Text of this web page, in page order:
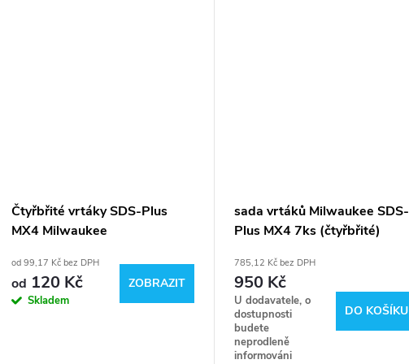
Čtyřbřité vrtáky SDS-Plus
MX4 Milwaukee
od 99,17 Kč bez DPH
od 120 Kč
Skladem
ZOBRAZIT
sada vrtáků Milwaukee SDS-
Plus MX4 7ks (čtyřbřité)
785,12 Kč bez DPH
950 Kč
U dodavatele, o
dostupnosti
budete
neprodleně
informováni
DO KOŠÍKU